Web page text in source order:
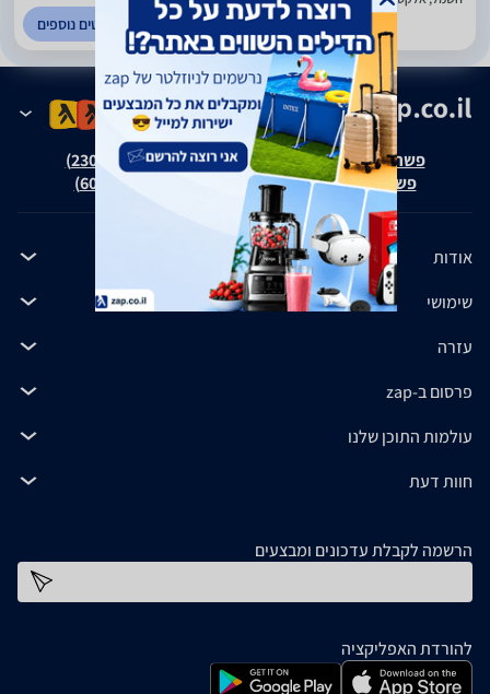
לפרטים נוספים
פשרה בת"צ אבנצ'יק נ' זאפ גרופ (ת"צ 23008-08-20)
פשרה בת"צ כהנים נ' זאפ גרופ (ת"צ 60371-12-19)
אודות
שימושי
עזרה
פרסום ב-zap
עולמות התוכן שלנו
חוות דעת
הרשמה לקבלת עדכונים ומבצעים
להורדת האפליקציה